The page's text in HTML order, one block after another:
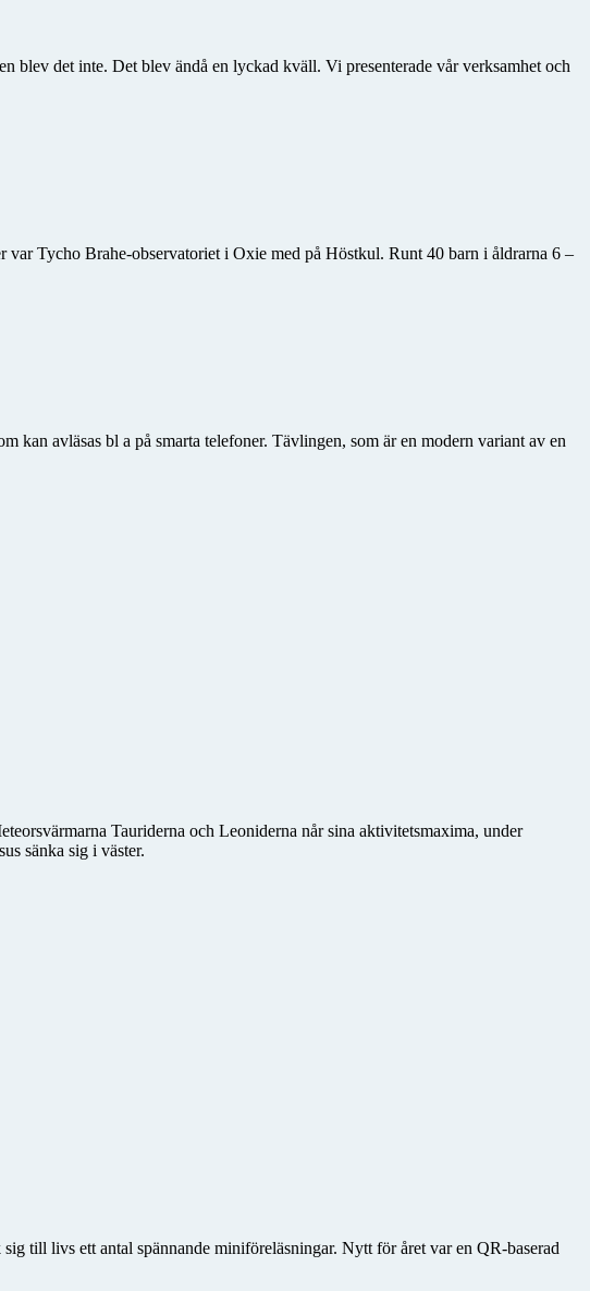
blev det inte. Det blev ändå en lyckad kväll. Vi presenterade vår verksamhet och
Tycho Brahe-observatoriet i Oxie med på Höstkul. Runt 40 barn i åldrarna 6 –
avläsas bl a på smarta telefoner. Tävlingen, som är en modern variant av en
Tauriderna och Leoniderna når sina aktivitetsmaxima, under
sänka sig i väster.
till livs ett antal spännande miniföreläsningar. Nytt för året var en QR-baserad